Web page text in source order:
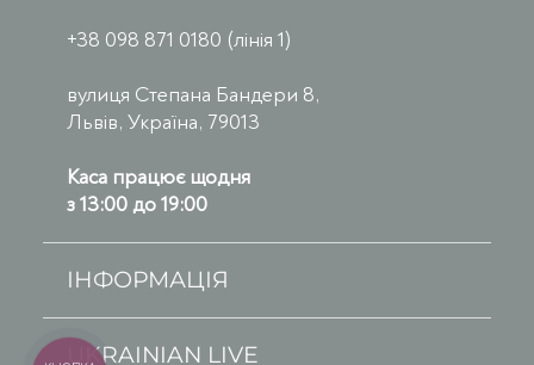
+38 098 871 0180 (лінія 1)
вулиця Степана Бандери 8,
Львів, Україна, 79013
Каса працює щодня
з 13:00 до 19:00
ІНФОРМАЦІЯ
UKRAINIAN LIVE